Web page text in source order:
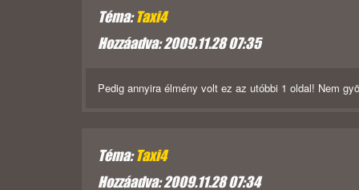
Téma:Taxi4
Hozzáadva: 2009.11.28 07:35
Pedig annyira élmény volt ez az utóbbi 1 oldal! Nem
Téma:Taxi4
Hozzáadva: 2009.11.28 07:34